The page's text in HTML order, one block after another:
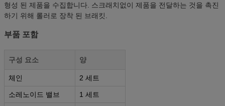
형성 된 제품을 수집합니다. 스크래치없이 제품을 전달하는 것을 촉진
하기 위해 롤러로 장착 된 브래킷.
부품 포함
구성 요소 양
체인 2 세트
소레노이드 밸브 1 세트